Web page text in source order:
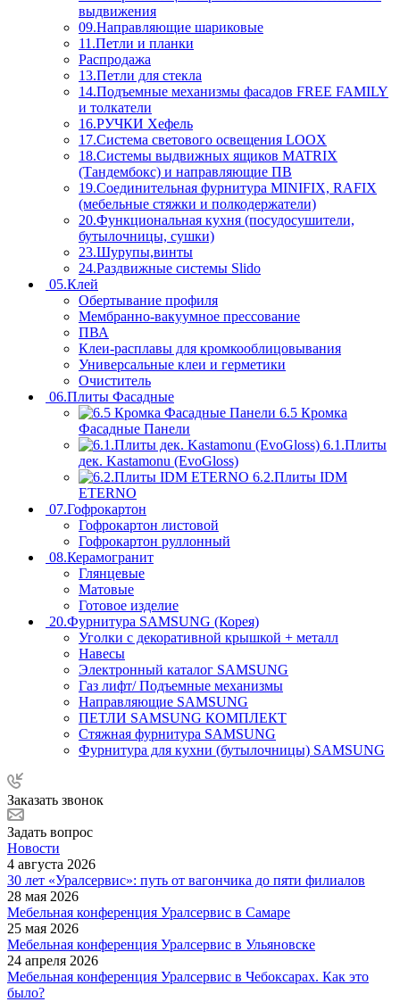
выдвижения
09.Направляющие шариковые
11.Петли и планки
Распродажа
13.Петли для стекла
14.Подъемные механизмы фасадов FREE FAMILY
и толкатели
16.РУЧКИ Хефель
17.Система светового освещения LOOX
18.Системы выдвижных ящиков MATRIX
(Тандембокс) и направляющие ПВ
19.Соединительная фурнитура MINIFIX, RAFIX
(мебельные стяжки и полкодержатели)
20.Функциональная кухня (посудосушители,
бутылочницы, сушки)
23.Шурупы,винты
24.Раздвижные системы Slido
05.Клей
Обертывание профиля
Мембранно-вакуумное прессование
ПВА
Клеи-расплавы для кромкооблицовывания
Универсальные клеи и герметики
Очиститель
06.Плиты Фасадные
6.5 Кромка
Фасадные Панели
6.1.Плиты
дек. Kastamonu (EvoGloss)
6.2.Плиты IDM
ETERNO
07.Гофрокартон
Гофрокартон листовой
Гофрокартон руллонный
08.Керамогранит
Глянцевые
Матовые
Готовое изделие
20.Фурнитура SAMSUNG (Корея)
Уголки с декоративной крышкой + металл
Навесы
Электронный каталог SAMSUNG
Газ лифт/ Подъемные механизмы
Направляющие SAMSUNG
ПЕТЛИ SAMSUNG КОМПЛЕКТ
Стяжная фурнитура SAMSUNG
Фурнитура для кухни (бутылочницы) SAMSUNG
Заказать звонок
Задать вопрос
Новости
4 августа 2026
30 лет «Уралсервис»: путь от вагончика до пяти филиалов
28 мая 2026
Мебельная конференция Уралсервис в Самаре
25 мая 2026
Мебельная конференция Уралсервис в Ульяновске
24 апреля 2026
Мебельная конференция Уралсервис в Чебоксарах. Как это
было?